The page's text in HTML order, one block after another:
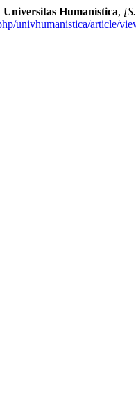
Universitas Humanística,
univhumanistica/article/